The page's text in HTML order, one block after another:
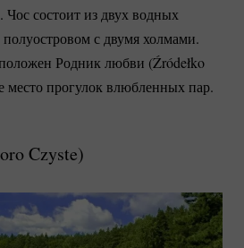
состоит из двух водных
с двумя холмами.
Родник любви (Źródełko
место прогулок влюбленных пар.
Czyste)